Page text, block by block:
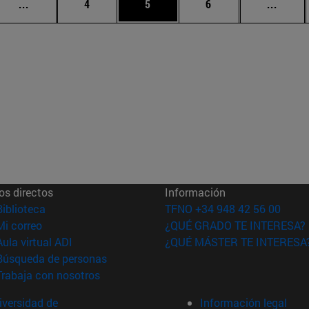
... Páginas intermedias Use TAB para desplazarse.
Página
4 Página
5 Página
6 ...
directos
(abre en nueva ventana)
correo(abre en nueva ventana)
virtual ADI (abre en nueva ventana)
de personas(abre en nueva ventana)
con nosotros(abre en nueva ventana)
Información
TFNO +34 948 42 56 00
¿QUÉ GRADO TE INTERESA?
¿QUÉ MÁSTER TE
de Información legal